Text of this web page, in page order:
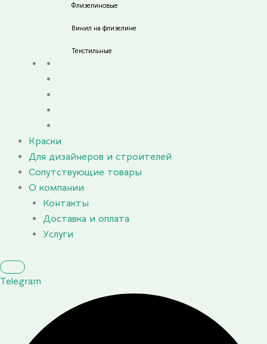
Флизелиновые
Винил на флизелине
Текстильные
Краски
Для дизайнеров и строителей
Сопутствующие товары
О компании
Контакты
Доставка и оплата
Услуги
Telegram